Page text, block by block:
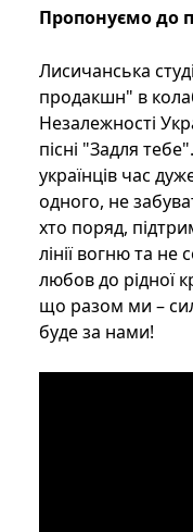
Пропонуємо до
Лисичанська
продакшн" в
Незалежності
пісні "Задля
українців час
одного, не
хто поряд,
лінії вогню та
любов до рідної
що разом ми –
буде за нами!